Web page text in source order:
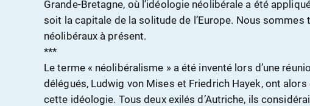
Grande-Bretagne, où l’idéologie néolibérale a été
soit la capitale de la solitude de l’Europe. Nous sommes
néolibéraux à présent.
***
Le terme « néolibéralisme » a été inventé lors d’une
délégués, Ludwig von Mises et Friedrich Hayek, ont
cette idéologie. Tous deux exilés d’Autriche, ils